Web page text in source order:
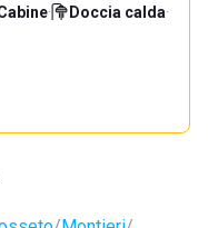
· Doccia calda·